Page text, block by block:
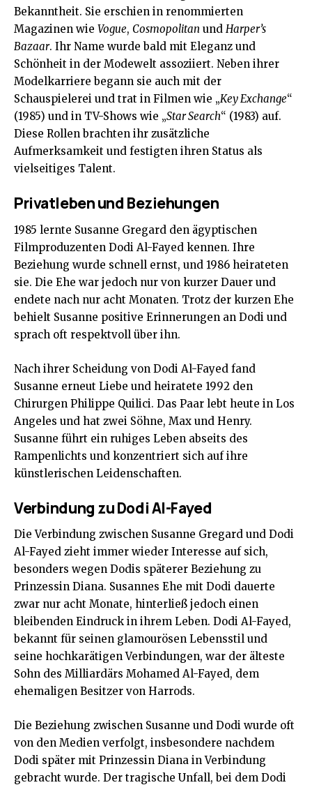
Bekanntheit. Sie erschien in renommierten
Magazinen wie Vogue, Cosmopolitan und Harper’s
Bazaar. Ihr Name wurde bald mit Eleganz und
Schönheit in der Modewelt assoziiert. Neben ihrer
Modelkarriere begann sie auch mit der
Schauspielerei und trat in Filmen wie „Key Exchange“
(1985) und in TV-Shows wie „Star Search“ (1983) auf.
Diese Rollen brachten ihr zusätzliche
Aufmerksamkeit und festigten ihren Status als
vielseitiges Talent.
Privatleben und Beziehungen
1985 lernte Susanne Gregard den ägyptischen
Filmproduzenten Dodi Al-Fayed kennen. Ihre
Beziehung wurde schnell ernst, und 1986 heirateten
sie. Die Ehe war jedoch nur von kurzer Dauer und
endete nach nur acht Monaten. Trotz der kurzen Ehe
behielt Susanne positive Erinnerungen an Dodi und
sprach oft respektvoll über ihn.
Nach ihrer Scheidung von Dodi Al-Fayed fand
Susanne erneut Liebe und heiratete 1992 den
Chirurgen Philippe Quilici. Das Paar lebt heute in Los
Angeles und hat zwei Söhne, Max und Henry.
Susanne führt ein ruhiges Leben abseits des
Rampenlichts und konzentriert sich auf ihre
künstlerischen Leidenschaften.
Verbindung zu Dodi Al-Fayed
Die Verbindung zwischen Susanne Gregard und Dodi
Al-Fayed zieht immer wieder Interesse auf sich,
besonders wegen Dodis späterer Beziehung zu
Prinzessin Diana. Susannes Ehe mit Dodi dauerte
zwar nur acht Monate, hinterließ jedoch einen
bleibenden Eindruck in ihrem Leben. Dodi Al-Fayed,
bekannt für seinen glamourösen Lebensstil und
seine hochkarätigen Verbindungen, war der älteste
Sohn des Milliardärs Mohamed Al-Fayed, dem
ehemaligen Besitzer von Harrods.
Die Beziehung zwischen Susanne und Dodi wurde oft
von den Medien verfolgt, insbesondere nachdem
Dodi später mit Prinzessin Diana in Verbindung
gebracht wurde. Der tragische Unfall, bei dem Dodi